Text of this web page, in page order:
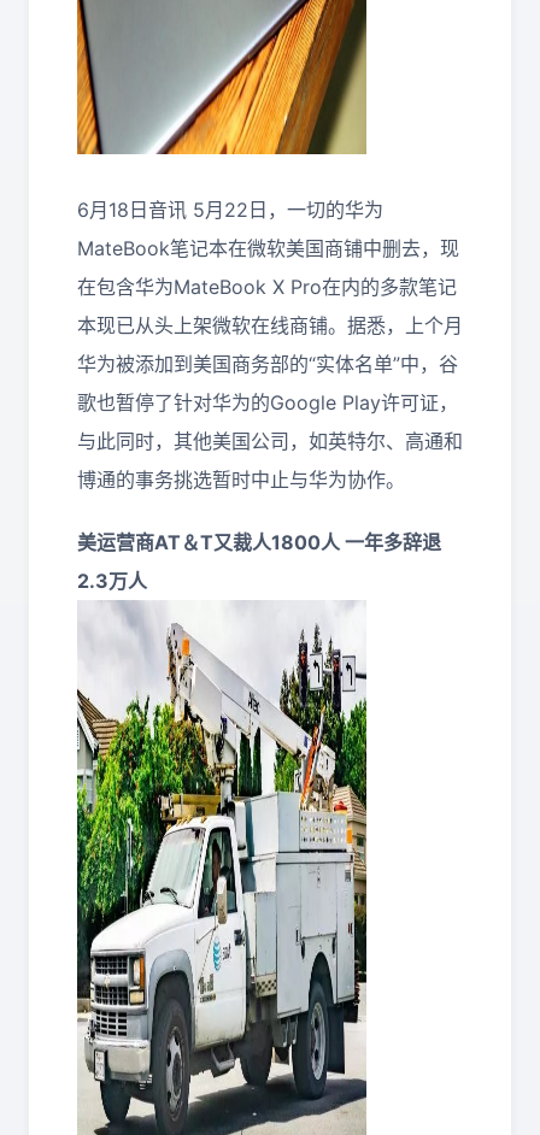
6月18日音讯 5月22日，一切的华为
MateBook笔记本在微软美国商铺中删去，现
在包含华为MateBook X Pro在内的多款笔记
本现已从头上架微软在线商铺。据悉，上个月
华为被添加到美国商务部的“实体名单”中，谷
歌也暂停了针对华为的Google Play许可证，
与此同时，其他美国公司，如英特尔、高通和
博通的事务挑选暂时中止与华为协作。
美运营商AT＆T又裁人1800人 一年多辞退
2.3万人